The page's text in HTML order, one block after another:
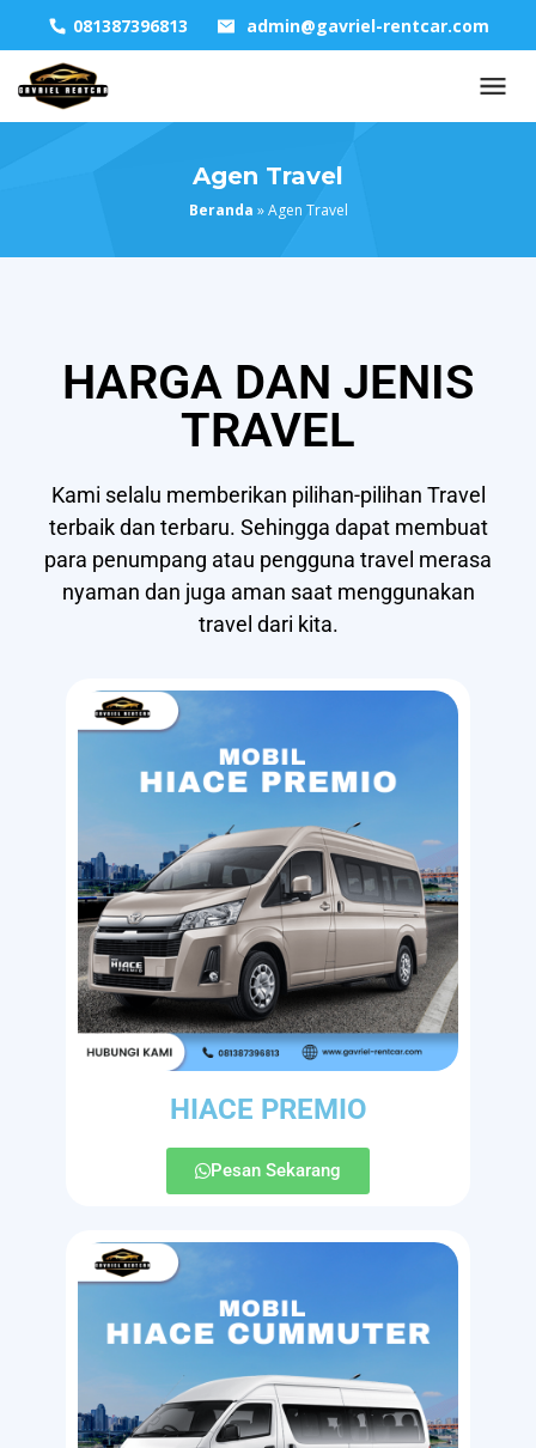
081387396813 admin@gavriel-rentcar.com
Agen Travel
Beranda »Agen Travel
HARGA DAN JENIS
TRAVEL
Kami selalu memberikan pilihan-pilihan Travel
terbaik dan terbaru. Sehingga dapat membuat
para penumpang atau pengguna travel merasa
nyaman dan juga aman saat menggunakan
travel dari kita.
HIACE PREMIO
Pesan Sekarang